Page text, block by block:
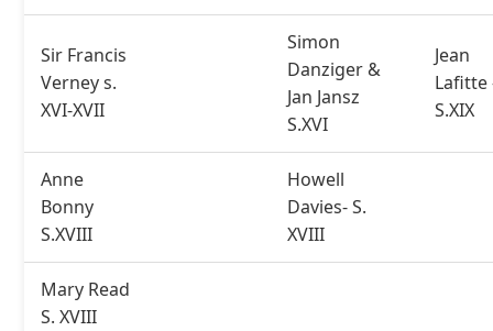
Sir Francis
Verney s.
XVI-XVII
Simon
Danziger &
Jan Jansz
S.XVI
Jean
Lafitte
S.XIX
Anne
Bonny
S.XVIII
Howell
Davies- S.
XVIII
Mary Read
S. XVIII